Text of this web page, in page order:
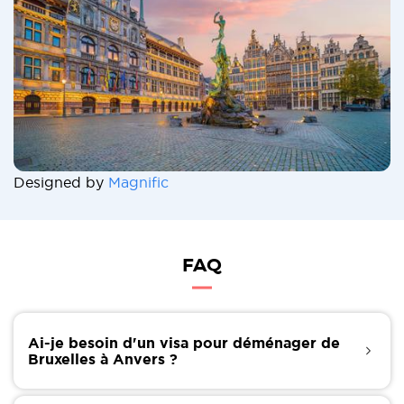
Designed by Magnific
FAQ
Ai-je besoin d'un visa pour déménager de
Bruxelles à Anvers ?
Bruxelles et Anvers étant deux grandes villes de